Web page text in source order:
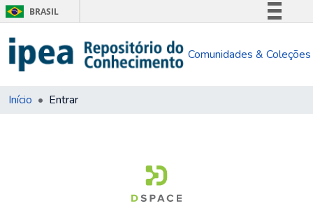
BRASIL
Comunica BR
Comunidades & Coleções
Início Entrar